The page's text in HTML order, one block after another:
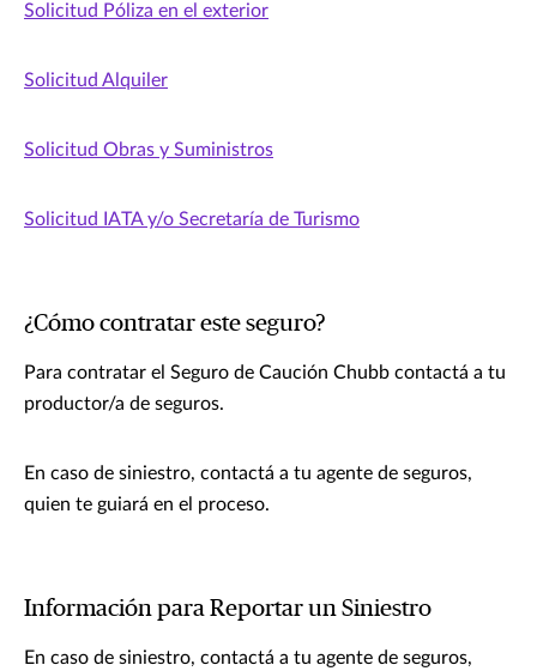
Solicitud Póliza en el exterior
Solicitud Alquiler
Solicitud Obras y Suministros
Solicitud IATA y/o Secretaría de Turismo
¿Cómo contratar este seguro?
Para contratar el Seguro de Caución Chubb contactá a tu
productor/a de seguros.
En caso de siniestro, contactá a tu agente de seguros,
quien te guiará en el proceso.
Información para Reportar un Siniestro
En caso de siniestro, contactá a tu agente de seguros,